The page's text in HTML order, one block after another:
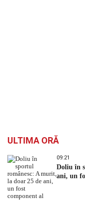
ULTIMA ORĂ
09:21
Doliu în
ani, un